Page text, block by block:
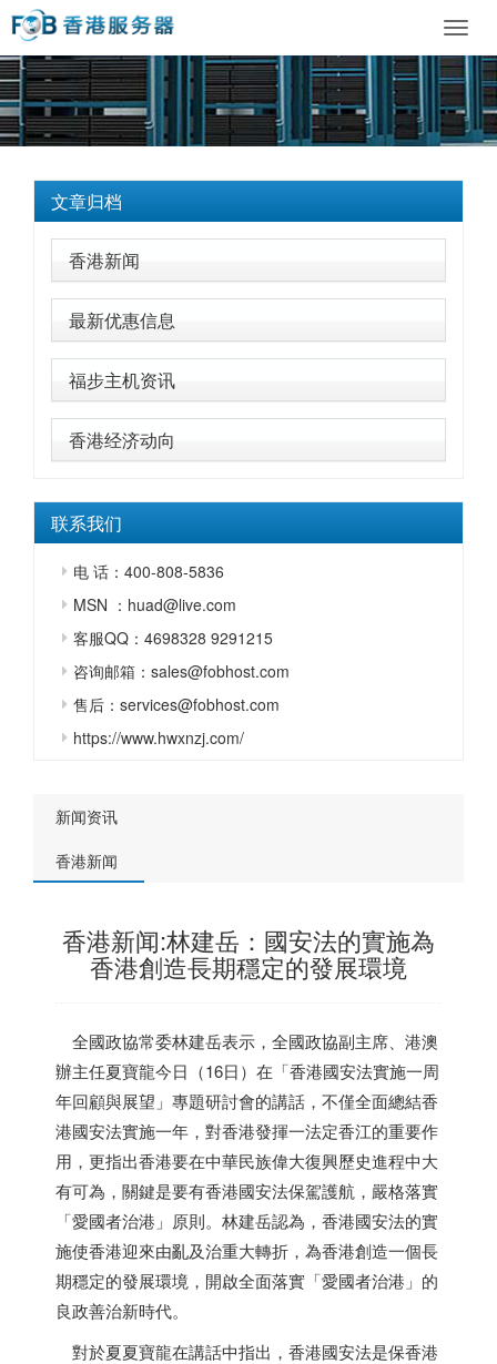
文章归档
香港新闻
最新优惠信息
福步主机资讯
香港经济动向
联系我们
电 话：400-808-5836
MSN ：huad@live.com
客服QQ：4698328 9291215
咨询邮箱：sales@fobhost.com
售后：services@fobhost.com
https://www.hwxnzj.com/
新闻资讯
香港新闻
香港新闻:林建岳：國安法的實施為
香港創造長期穩定的發展環境
全國政協常委林建岳表示，全國政協副主席、港澳
辦主任夏寶龍今日（16日）在「香港國安法實施一周
年回顧與展望」專題研討會的講話，不僅全面總結香
港國安法實施一年，對香港發揮一法定香江的重要作
用，更指出香港要在中華民族偉大復興歷史進程中大
有可為，關鍵是要有香港國安法保駕護航，嚴格落實
「愛國者治港」原則。林建岳認為， 香港國安法的實
施使香港迎來由亂及治重大轉折，為香港創造一個長
期穩定的發展環境，開啟全面落實「愛國者治港」的
良政善治新時代。
對於夏夏寶龍在講話中指出， 香港國安法是保香港